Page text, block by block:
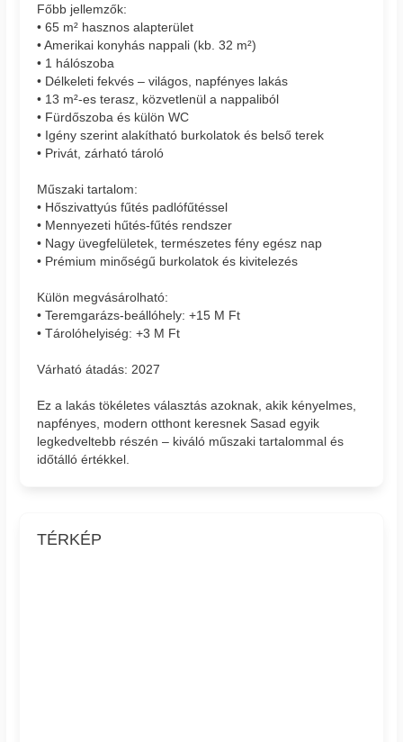
Főbb jellemzők:
• 65 m² hasznos alapterület
• Amerikai konyhás nappali (kb. 32 m²)
• 1 hálószoba
• Délkeleti fekvés – világos, napfényes lakás
• 13 m²-es terasz, közvetlenül a nappaliból
• Fürdőszoba és külön WC
• Igény szerint alakítható burkolatok és belső terek
• Privát, zárható tároló
Műszaki tartalom:
• Hőszivattyús fűtés padlófűtéssel
• Mennyezeti hűtés-fűtés rendszer
• Nagy üvegfelületek, természetes fény egész nap
• Prémium minőségű burkolatok és kivitelezés
Külön megvásárolható:
• Teremgarázs-beállóhely: +15 M Ft
• Tárolóhelyiség: +3 M Ft
Várható átadás: 2027
Ez a lakás tökéletes választás azoknak, akik kényelmes,
napfényes, modern otthont keresnek Sasad egyik
legkedveltebb részén – kiváló műszaki tartalommal és
időtálló értékkel.
TÉRKÉP